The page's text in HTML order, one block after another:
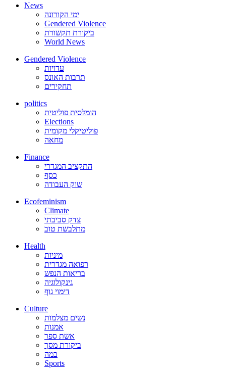
News
ימי הקורונה
Gendered Violence
ביקורת תקשורת
World News
Gendered Violence
עדויות
תרבות האונס
תחקירים
politics
הומלסית פוליטית
Elections
פוליטיקלי מקומית
מחאה
Finance
התקציב המגדרי
כסף
שוק העבודה
Ecofeminism
Climate
צדק סביבתי
מתלבשת טוב
Health
מיניות
רפואה מגדרית
בריאות הנפש
גינקולוגיה
דימוי גוף
Culture
נשים מצלמות
אמנות
אשת ספר
ביקורת מסך
במה
Sports